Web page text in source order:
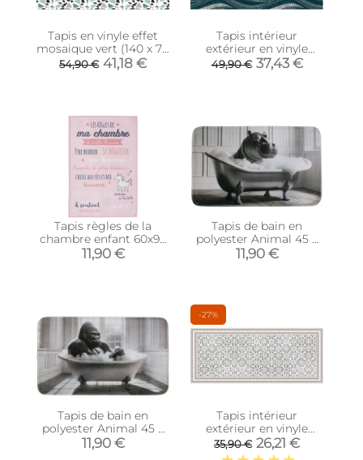
Tapis en vinyle effet
mosaique vert (140 x 70
cm)
54,90 € 41,18 €
Tapis intérieur
extérieur en vinyle
Vagues turquoises (140
x 70 cm)
49,90 € 37,43 €
Tapis règles de la
chambre enfant 60x90
cm (Little princesse -
rose)
11,90 €
Tapis de bain en
polyester Animal 45 x
75 cm (Hippo)
11,90 €
Tapis de bain en
polyester Animal 45 x
75 cm (Gorille)
11,90 €
-27%
Tapis intérieur
extérieur en vinyle
carreaux marocains
(120 x 50 cm)
35,90 € 26,21 €